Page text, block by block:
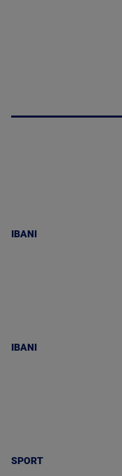
IBANI
IBANI
SPORT